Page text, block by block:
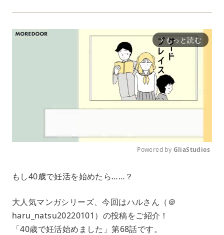
arrow_forward_ios もっと読む
Powered by GliaStudios
もし40歳で妊活を始めたら……？
大人気マンガシリーズ、今回はハルさん（＠
haru_natsu20220101）の投稿をご紹介！
「40歳で妊活始めました」第68話です。